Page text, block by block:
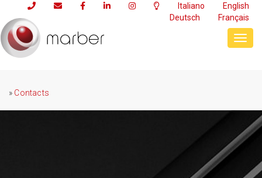
Italiano
English
Deutsch
Français
» Contacts